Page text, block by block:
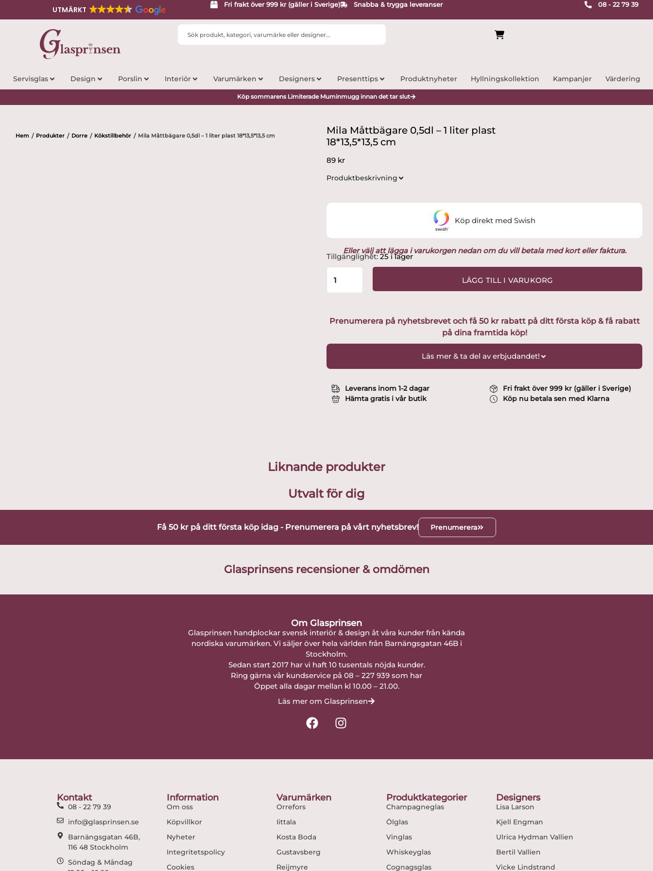
UTMÄRKT
Fri frakt över 999 kr (gäller i Sverige) Snabba & trygga leveranser 08 - 22 79 39
Search
Servisglas Design Porslin Interiör Varumärken Designers Presenttips Produktnyheter Hyllningskollektion Kampanjer Värdering
Köp sommarens Limiterade Muminmugg innan det tar slut
Hem / Produkter / Dorre / Kökstillbehör / Mila Måttbägare 0,5dl – 1 liter plast 18*13,5*13,5 cm
Mila Måttbägare 0,5dl – 1 liter plast
18*13,5*13,5 cm
89 kr
Produktbeskrivning
Eller välj att lägga i varukorgen nedan om du vill betala med kort eller faktura.
Tillgänglighet: 25 i lager
Mila
Måttbägare
0,5dl
plast
cm
LÄGG TILL I VARUKORG
Köp direkt med Swish
Prenumerera på nyhetsbrevet och få 50 kr rabatt på ditt första köp & få rabatt
på dina framtida köp!
Läs mer & ta del av erbjudandet!
Leverans inom 1-2 dagar
Hämta gratis i vår butik
Fri frakt över 999 kr (gäller i Sverige)
Köp nu betala sen med Klarna
Liknande produkter
Utvalt för dig
Få 50 kr på ditt första köp idag - Prenumerera på vårt nyhetsbrev! Prenumerera
Glasprinsens recensioner & omdömen
Om Glasprinsen
Glasprinsen handplockar svensk interiör & design åt våra kunder från kända
nordiska varumärken. Vi säljer över hela världen från Barnängsgatan 46B i
Stockholm.
Sedan start 2017 har vi haft 10 tusentals nöjda kunder.
Ring gärna vår kundservice på 08 – 227 939 som har
Öppet alla dagar mellan kl 10.00 – 21.00.
Läs mer om Glasprinsen
F
a
k
I
n
Kontakt
08 - 22 79 39
info@glasprinsen.se
Barnängsgatan 46B,
116 48 Stockholm
Söndag & Måndag
Information
Om oss
Köpvillkor
Nyheter
Integritetspolicy
Cookies
Varumärken
Orrefors
Iittala
Kosta Boda
Gustavsberg
Reijmyre
Produktkategorier
Champagneglas
Ölglas
Vinglas
Whiskeyglas
Cognagsglas
Designers
Lisa Larson
Kjell Engman
Ulrica Hydman Vallien
Bertil Vallien
Vicke Lindstrand